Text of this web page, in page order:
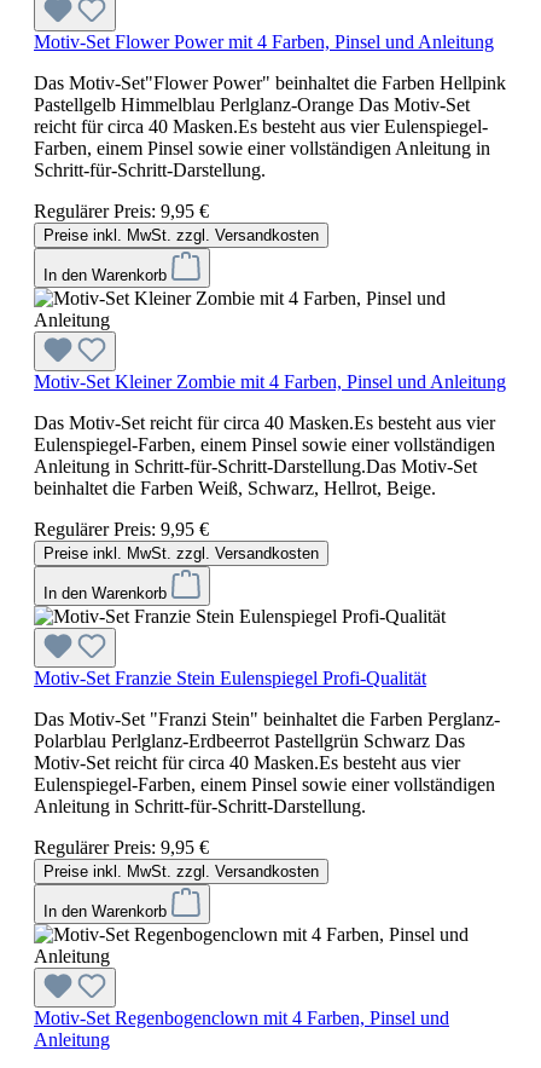
Motiv-Set Flower Power mit 4 Farben, Pinsel und Anleitung
Das Motiv-Set"Flower Power" beinhaltet die Farben Hellpink
Pastellgelb Himmelblau Perlglanz-Orange Das Motiv-Set
reicht für circa 40 Masken.Es besteht aus vier Eulenspiegel-
Farben, einem Pinsel sowie einer vollständigen Anleitung in
Schritt-für-Schritt-Darstellung.
Regulärer Preis: 9,95 €
Preise inkl. MwSt. zzgl. Versandkosten
In den Warenkorb
Motiv-Set Kleiner Zombie mit 4 Farben, Pinsel und Anleitung
Das Motiv-Set reicht für circa 40 Masken.Es besteht aus vier
Eulenspiegel-Farben, einem Pinsel sowie einer vollständigen
Anleitung in Schritt-für-Schritt-Darstellung.Das Motiv-Set
beinhaltet die Farben Weiß, Schwarz, Hellrot, Beige.
Regulärer Preis: 9,95 €
Preise inkl. MwSt. zzgl. Versandkosten
In den Warenkorb
Motiv-Set Franzie Stein Eulenspiegel Profi-Qualität
Das Motiv-Set "Franzi Stein" beinhaltet die Farben Perglanz-
Polarblau Perlglanz-Erdbeerrot Pastellgrün Schwarz Das
Motiv-Set reicht für circa 40 Masken.Es besteht aus vier
Eulenspiegel-Farben, einem Pinsel sowie einer vollständigen
Anleitung in Schritt-für-Schritt-Darstellung.
Regulärer Preis: 9,95 €
Preise inkl. MwSt. zzgl. Versandkosten
In den Warenkorb
Motiv-Set Regenbogenclown mit 4 Farben, Pinsel und
Anleitung